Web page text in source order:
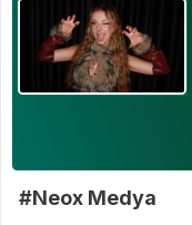
#Neox Medya